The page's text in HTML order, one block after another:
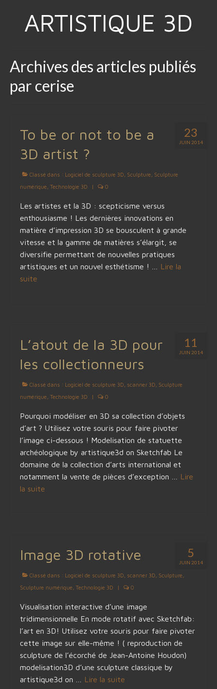
ARTISTIQUE 3D
Archives des articles publiés
par cerise
23
JUIN 2014
To be or not to be a
3D artist ?
Classé dans : Logiciel de sculpture 3D Sculpture
Sculpture
numérique Technologie 3D | 0
Les artistes et la 3D : scepticisme versus
enthousiasme ! Les dernières innovations en
matière d’impression 3D se bousculent à grande
vitesse et la gamme de matières s’élargit, se
diversifie permettant de nouvelles pratiques
artistiques et un nouvel esthétisme ! …
Lire la
suite­­
11
JUIN 2014
L’atout de la 3D pour
les collectionneurs
Classé dans : Logiciel de sculpture 3D scanner 3D
Sculpture
numérique Technologie 3D | 0
Pourquoi modéliser en 3D sa collection d’objets
d’art ? Utilisez votre souris pour faire pivoter
l’image ci-dessous ! Modelisation de statuette
archéologique by artistique3d on Sketchfab Le
domaine de la collection d’arts international et
notamment la vente de pièces d’exception …
Lire
la suite­­
5
JUIN 2014
Image 3D rotative
Classé dans : Logiciel de sculpture 3D scanner 3D Sculpture
Sculpture numérique Technologie 3D | 0
Visualisation interactive d’une image
tridimensionnelle En mode rotatif avec Sketchfab:
l’art en 3D! Utilisez votre souris pour faire pivoter
cette image sur elle-même ! ( reproduction de
sculpture de l’écorché de Jean-Antoine Houdon)
modelisation3D d’une sculpture classique by
artistique3d on …
Lire la suite­­